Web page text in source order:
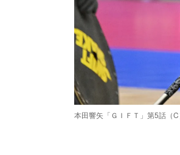
本田響矢「ＧＩＦＴ」第5話（